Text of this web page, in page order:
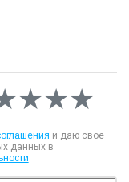
и даю свое
данных в